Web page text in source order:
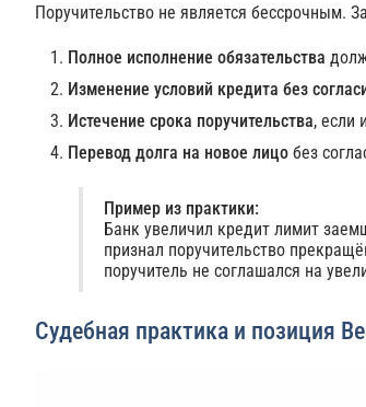
Поручительство не является бессрочным.
Полное исполнение обязательства
Изменение условий кредита без
Истечение срока поручительства, если
Перевод долга на новое лицо без
Пример из практики:
Банк увеличил кредит лимит
признал поручительство
поручитель не соглашался на
Судебная практика и позиция